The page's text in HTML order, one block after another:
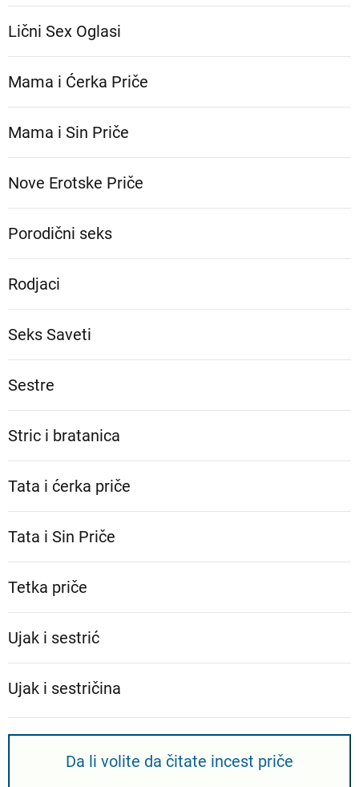
Lični Sex Oglasi
Mama i Ćerka Priče
Mama i Sin Priče
Nove Erotske Priče
Porodični seks
Rodjaci
Seks Saveti
Sestre
Stric i bratanica
Tata i ćerka priče
Tata i Sin Priče
Tetka priče
Ujak i sestrić
Ujak i sestričina
Da li volite da čitate incest priče